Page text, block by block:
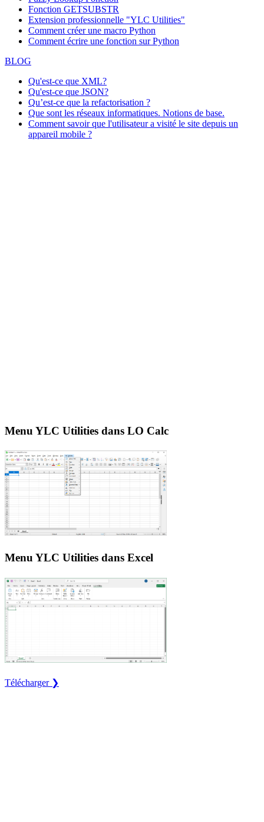
Fonction GETSUBSTR
Extension professionnelle "YLC Utilities"
Comment créer une macro Python
Comment écrire une fonction sur Python
BLOG
Qu'est-ce que XML?
Qu'est-ce que JSON?
Qu’est-ce que la refactorisation ?
Que sont les réseaux informatiques. Notions de base.
Comment savoir que l'utilisateur a visité le site depuis un
appareil mobile ?
Menu YLC Utilities dans LO Calc
Menu YLC Utilities dans Excel
Télécharger ❯